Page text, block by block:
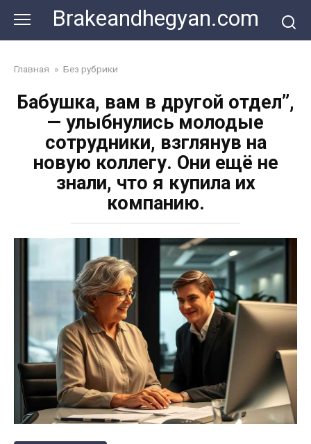
content
Brakeandhegyan.com
Главная » Без рубрики
Бабушка, вам в другой отдел”,
— улыбнулись молодые
сотрудники, взглянув на
новую коллегу. Они ещё не
знали, что я купила их
компанию.